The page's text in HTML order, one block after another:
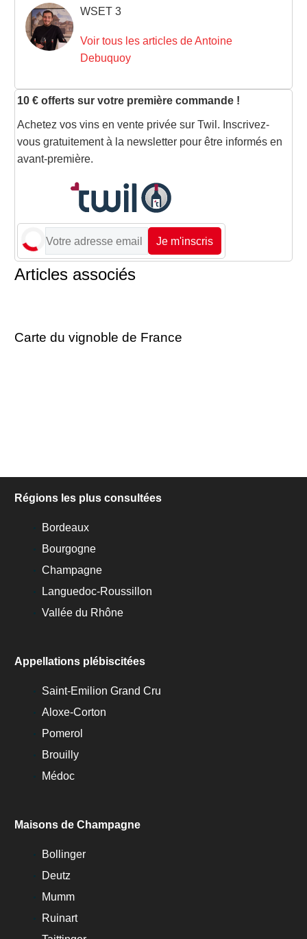
WSET 3
Voir tous les articles de Antoine
Debuquoy
10 € offerts sur votre première commande !
Achetez vos vins en vente privée sur Twil. Inscrivez-
vous gratuitement à la newsletter pour être informés en
avant-première.
Je m'inscris
Articles associés
Carte du vignoble de France
Régions les plus consultées
Bordeaux
Bourgogne
Champagne
Languedoc-Roussillon
Vallée du Rhône
Appellations plébiscitées
Saint-Emilion Grand Cru
Aloxe-Corton
Pomerol
Brouilly
Médoc
Maisons de Champagne
Bollinger
Deutz
Mumm
Ruinart